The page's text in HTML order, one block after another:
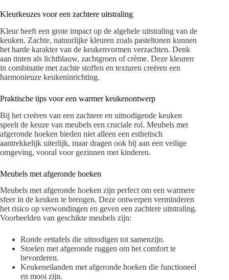
Kleurkeuzes voor een zachtere uitstraling
Kleur heeft een grote impact op de algehele uitstraling van de
keuken. Zachte, natuurlijke kleuren zoals pasteltonen kunnen
het harde karakter van de keukenvormen verzachten. Denk
aan tinten als lichtblauw, zachtgroen of crème. Deze kleuren
in combinatie met zachte stoffen en texturen creëren een
harmonieuze keukeninrichting.
Praktische tips voor een warmer keukenontwerp
Bij het creëren van een zachtere en uitnodigende keuken
speelt de keuze van meubels een cruciale rol. Meubels met
afgeronde hoeken bieden niet alleen een esthetisch
aantrekkelijk uiterlijk, maar dragen ook bij aan een veilige
omgeving, vooral voor gezinnen met kinderen.
Meubels met afgeronde hoeken
Meubels met afgeronde hoeken zijn perfect om een warmere
sfeer in de keuken te brengen. Deze ontwerpen verminderen
het risico op verwondingen en geven een zachtere uitstraling.
Voorbeelden van geschikte meubels zijn:
Ronde eettafels die uitnodigen tot samenzijn.
Stoelen met afgeronde ruggen om het comfort te
bevorderen.
Keukeneilanden met afgeronde hoeken die functioneel
en mooi zijn.